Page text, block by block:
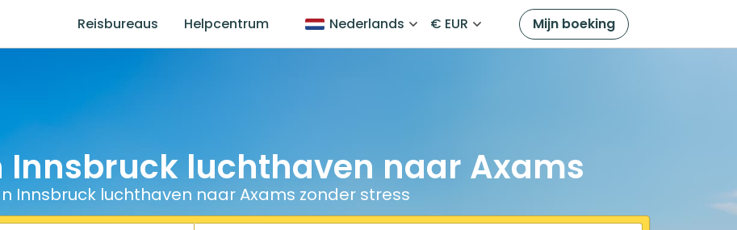
Reisbureaus Helpcentrum Nederlands € EUR Mijn boeking
Innsbruck luchthaven naar Axams
Innsbruck luchthaven naar Axams zonder stress